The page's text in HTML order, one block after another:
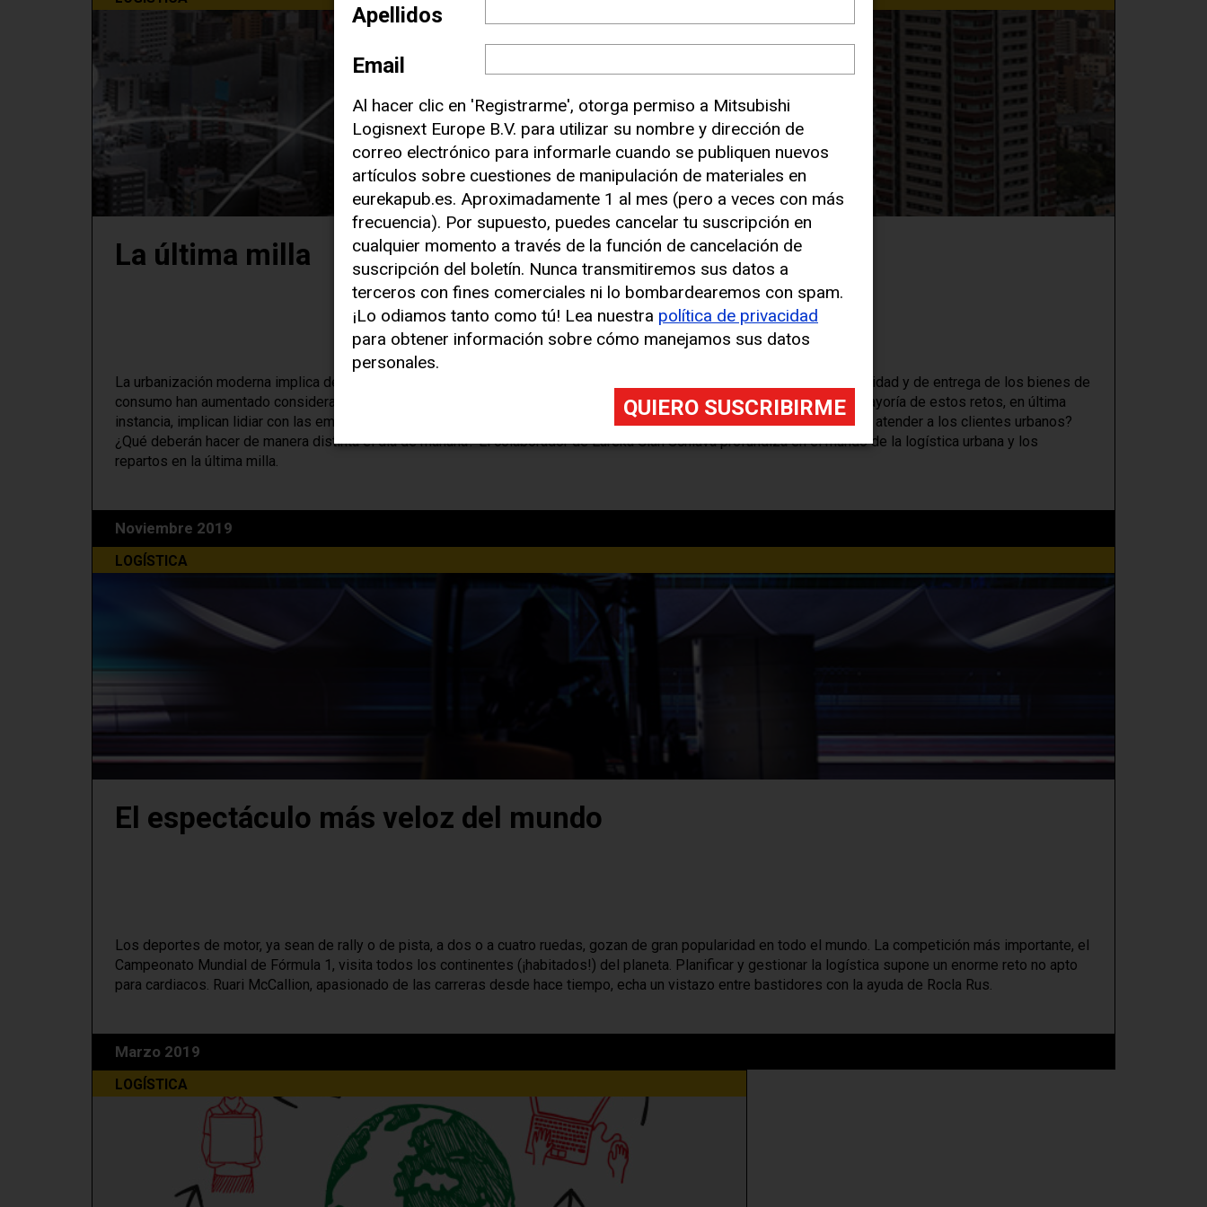
La última milla
La urbanización moderna implica desafíos cada vez mayores. Nuestras expectativas en lo relativo a los niveles de movilidad y de entrega de los bienes de
consumo han aumentado considerablemente. Sin embargo, todos queremos vivir en un entorno seguro y saludable. La mayoría de estos retos, en última
instancia, implican lidiar con las emisiones y la congestión viaria. ¿Cómo están adaptando su logística las empresas para atender a los clientes urbanos?
¿Qué deberán hacer de manera distinta el día de mañana? El colaborador de Eureka Gian Schiava profundiza en el mundo de la logística urbana y los
repartos en la última milla.
Noviembre 2019
LOGÍSTICA
El espectáculo más veloz del mundo
Los deportes de motor, ya sean de rally o de pista, a dos o a cuatro ruedas, gozan de gran popularidad en todo el mundo. La competición más importante, el
Campeonato Mundial de Fórmula 1, visita todos los continentes (¡habitados!) del planeta. Planificar y gestionar la logística supone un enorme reto no apto
para cardiacos. Ruari McCallion, apasionado de las carreras desde hace tiempo, echa un vistazo entre bastidores con la ayuda de Rocla Rus.
Marzo 2019
LOGÍSTICA
Apellidos
Email
Al hacer clic en 'Registrarme', otorga permiso a Mitsubishi
Logisnext Europe B.V. para utilizar su nombre y dirección de
correo electrónico para informarle cuando se publiquen nuevos
artículos sobre cuestiones de manipulación de materiales en
eurekapub.es. Aproximadamente 1 al mes (pero a veces con más
frecuencia). Por supuesto, puedes cancelar tu suscripción en
cualquier momento a través de la función de cancelación de
suscripción del boletín. Nunca transmitiremos sus datos a
terceros con fines comerciales ni lo bombardearemos con spam.
¡Lo odiamos tanto como tú! Lea nuestra política de privacidad
para obtener información sobre cómo manejamos sus datos
personales.